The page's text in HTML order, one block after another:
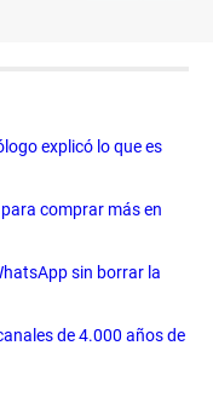
explicó lo que es
comprar más en
sin borrar la
de 4.000 años de